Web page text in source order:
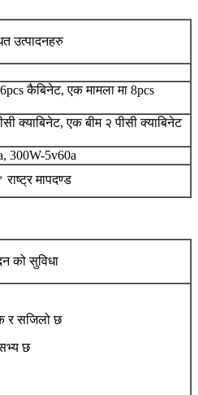
उत्पादनहरु
कैबिनेट, एक मामला मा 8pcs
क्याबिनेट, एक बीम २ पीसी क्याबिनेट
300W-5v60a
राष्ट्र मापदण्ड
को सुविधा
र सजिलो छ
छ